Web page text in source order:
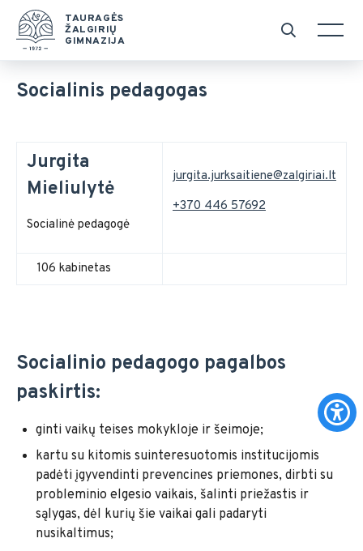
TAURAGĖS
ŽALGIRIŲ
GIMNAZIJA
Socialinis pedagogas
Jurgita
Mieliulytė
Socialinė pedagogė
jurgita.jurksaitiene@zalgiriai.lt
+370 446 57692
106 kabinetas
Socialinio pedagogo pagalbos
paskirtis:
ginti vaikų teises mokykloje ir šeimoje;
kartu su kitomis suinteresuotomis institucijomis
padėti įgyvendinti prevencines priemones, dirbti su
probleminio elgesio vaikais, šalinti priežastis ir
sąlygas, dėl kurių šie vaikai gali padaryti
nusikaltimus;